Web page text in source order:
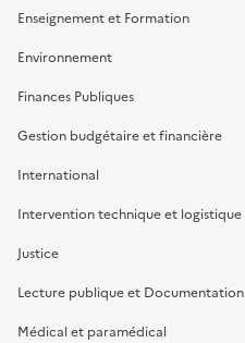
Enseignement et Formation
Environnement
Finances Publiques
Gestion budgétaire et financière
International
Intervention technique et logistique
Justice
Lecture publique et Documentation
Médical et paramédical